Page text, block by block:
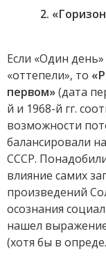
2.
Если «Один
«оттепели», то
первом»(дата
й и 1968-й гг.
возможности
балансировали
СССР.
влияние самих
произведений
осознания
нашел
(хотя бы в